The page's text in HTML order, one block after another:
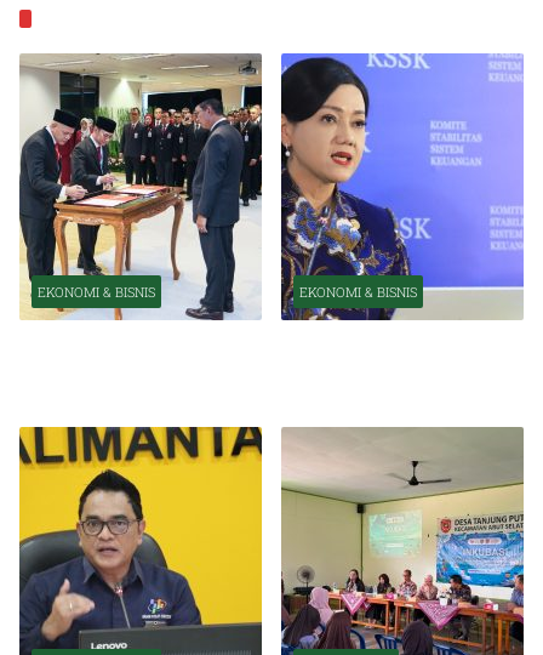
EKONOMI & BISNIS EKONOMI & BISNIS